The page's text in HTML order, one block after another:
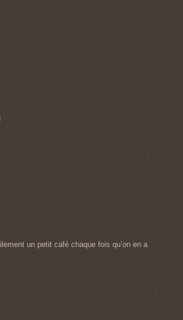
un petit café chaque fois qu’on en a